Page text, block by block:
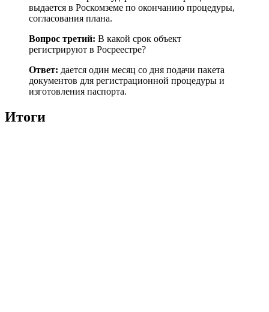
выдается в Роскомземе по окончанию процедуры,
согласования плана.
Вопрос третий: В какой срок объект
регистрируют в Росреестре?
Ответ: дается один месяц со дня подачи пакета
документов для регистрационной процедуры и
изготовления паспорта.
Итоги